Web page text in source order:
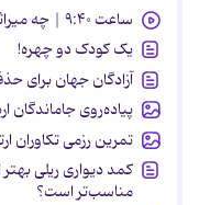
ساعت ۹:۴۰ | چه میراثی از خود به جای گذاشت؟
یک کودک دو چهره!
آزادگان جهان برای
پیاده‌روی جاماندگان
تمرین رزمی تکاوران
کمد دیواری ریلی
مناسب‌تر است؟